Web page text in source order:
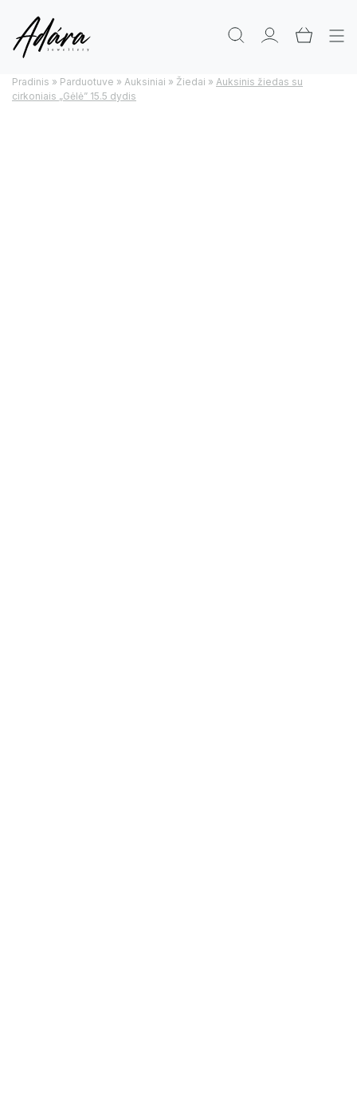
Pradinis » Parduotuve » Auksiniai » Žiedai » Auksinis žiedas su
cirkoniais „Gėlė” 15.5 dydis